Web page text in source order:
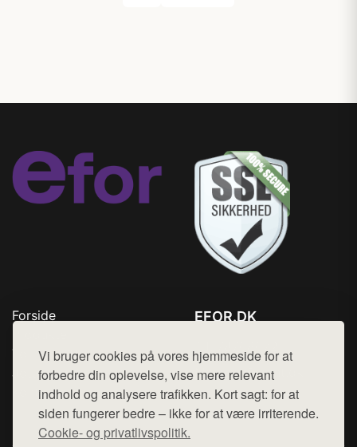
Vi bruger cookies på vores hjemmeside for at
forbedre din oplevelse, vise mere relevant
indhold og analysere trafikken. Kort sagt: for at
siden fungerer bedre – ikke for at være irriterende.
Cookie- og privatlivspolitik.
Forside
Top Rabatter
Jotun maling
Kontakt
EFOR.DK
Mail: hej@want.dk
Cookie- og privatlivspolitik